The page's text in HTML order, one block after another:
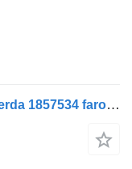
DAF CF Euro 6 Izquierda LHD Izquierda 1857534 faro delantero para DAF CF Euro 6 cabeza tractora